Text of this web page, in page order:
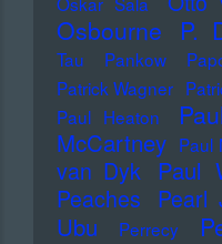
Osbourne
P.
Tau
Pankow
Patrick Wagner
Paul Heaton
McCartney Paul
van Dyk Paul
Peaches Pearl
Ubu
Perrecy